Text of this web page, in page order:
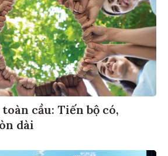
cầu: Tiến bộ có,
dài